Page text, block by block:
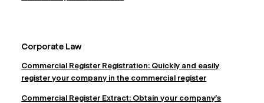
Corporate Law
Commercial Register Registration: Quickly and easily
register your company in the commercial register
Commercial Register Extract: Obtain your company's